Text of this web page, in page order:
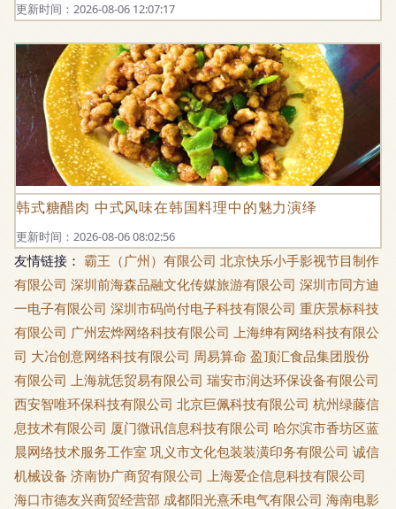
更新时间：2026-08-06 12:07:17
韩式糖醋肉 中式风味在韩国料理中的魅力演绎
更新时间：2026-08-06 08:02:56
友情链接： 霸王（广州）有限公司 北京快乐小手影视节目制作
有限公司 深圳前海森品融文化传媒旅游有限公司 深圳市同方迪
一电子有限公司 深圳市码尚付电子科技有限公司 重庆景标科技
有限公司 广州宏烨网络科技有限公司 上海绅有网络科技有限公
司 大冶创意网络科技有限公司 周易算命 盈顶汇食品集团股份
有限公司 上海就恁贸易有限公司 瑞安市润达环保设备有限公司
西安智唯环保科技有限公司 北京巨佩科技有限公司 杭州绿藤信
息技术有限公司 厦门微讯信息科技有限公司 哈尔滨市香坊区蓝
晨网络技术服务工作室 巩义市文化包装装潢印务有限公司 诚信
机械设备 济南协广商贸有限公司 上海爱企信息科技有限公司
海口市德友兴商贸经营部 成都阳光熹禾电气有限公司 海南电影